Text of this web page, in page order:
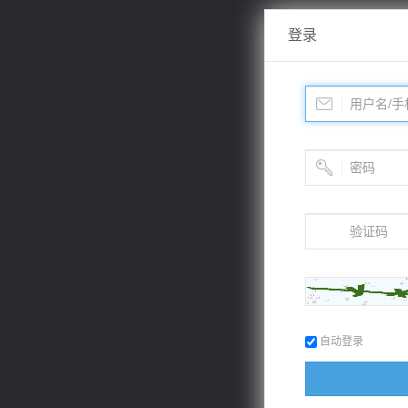
登录
自动登录